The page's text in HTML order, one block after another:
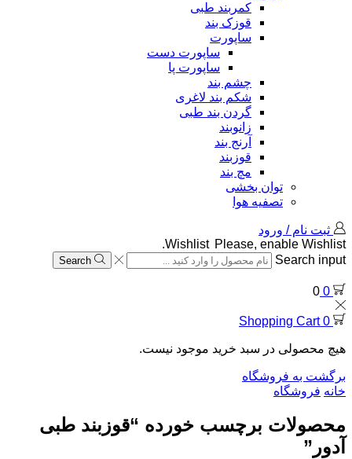
کمربند طبی
قوزک بند
ساپورت
ساپورت دست
ساپورت پا
چشم بند
شکم بند لاغری
گردن بند طبی
زانوبند
آرنج بند
قوزبند
مچ بند
توان بخشی
تصفیه هوا
ثبت نام / ورود
Wishlist Please, enable Wishlist.
Search input
Search
0
0
0
Shopping Cart
هیچ محصولی در سبد خرید موجود نیست.
برگشت به فروشگاه
خانه فروشگاه
محصولات برچسب خورده “قوزبند طبی
آدور”